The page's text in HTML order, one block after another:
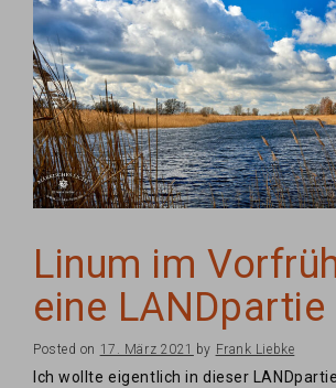
Linum im
eine LANDpartie
Posted on 17. März 2021 by Frank Liebke
Ich wollte eigentlich in dieser